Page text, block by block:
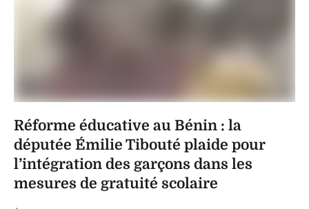
Réforme éducative au Bénin : la
députée Émilie Tibouté plaide pour
l’intégration des garçons dans les
mesures de gratuité scolaire